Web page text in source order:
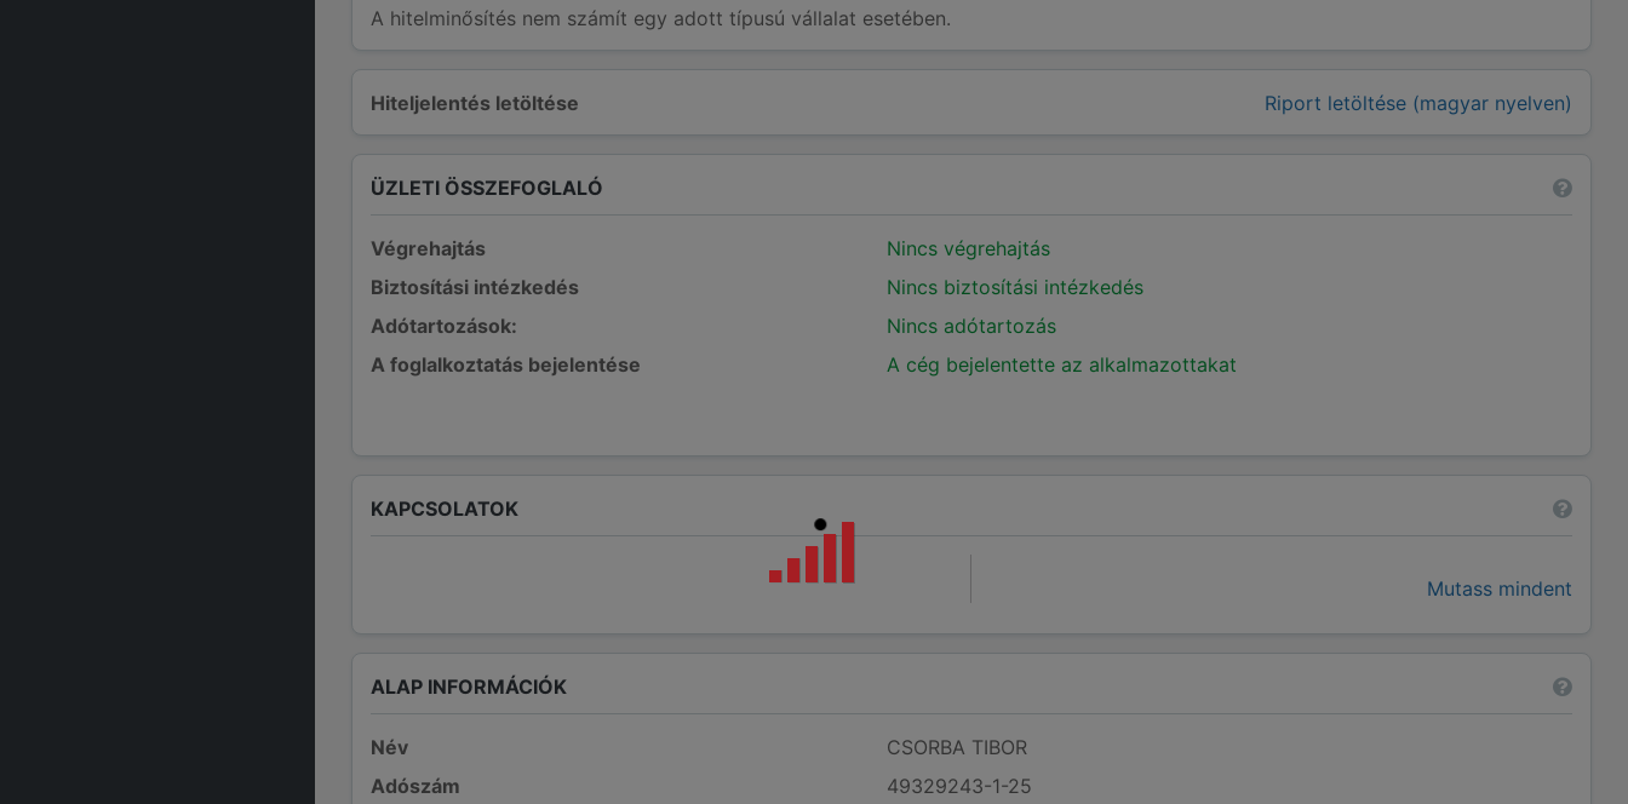
Hiteljelentés letöltése Riport letöltése (magyar nyelven)
A hitelminősítés nem számít egy adott típusú vállalat esetében.
ÜZLETI ÖSSZEFOGLALÓ
Végrehajtás
Nincs végrehajtás
Biztosítási intézkedés
Nincs biztosítási intézkedés
Adótartozások:
Nincs adótartozás
A foglalkoztatás bejelentése
A cég bejelentette az alkalmazottakat
KAPCSOLATOK
Mutass mindent
ALAP INFORMÁCIÓK
Név
CSORBA TIBOR
Adószám
49329243-1-25